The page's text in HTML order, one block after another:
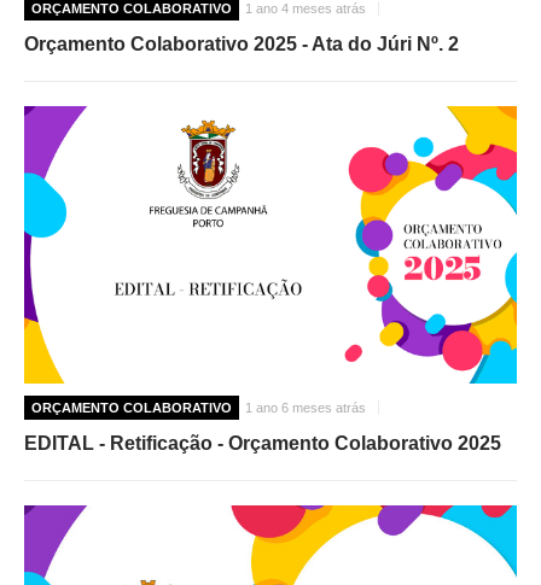
ORÇAMENTO COLABORATIVO 1 ano 4 meses atrás
Orçamento Colaborativo 2025 - Ata do Júri Nº. 2
ORÇAMENTO COLABORATIVO 1 ano 6 meses atrás
EDITAL - Retificação - Orçamento Colaborativo 2025